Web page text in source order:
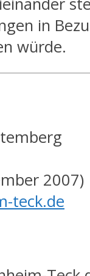
in
würde.
2007)
teck.de